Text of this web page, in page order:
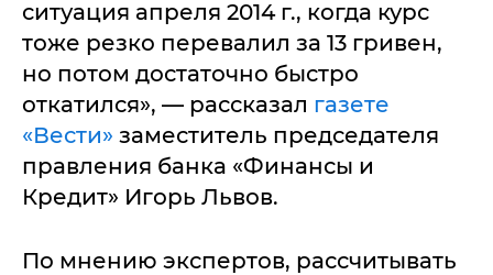
ситуация апреля 2014 г., когда курс
тоже резко перевалил за 13 гривен,
но потом достаточно быстро
откатился», — рассказал газете
«Вести» заместитель председателя
правления банка «Финансы и
Кредит» Игорь Львов.
По мнению экспертов, рассчитывать